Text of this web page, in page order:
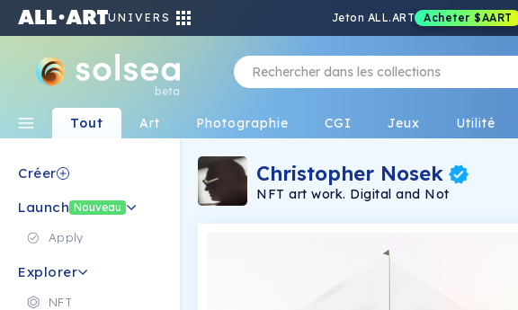
UNIVERS Jeton ALL.ART Acheter $AART
beta
Tout Art Photographie CGI Jeux Utilité
Créer
Launch Nouveau
Apply
Explorer
NFT
Christopher Nosek
NFT art work. Digital and Not